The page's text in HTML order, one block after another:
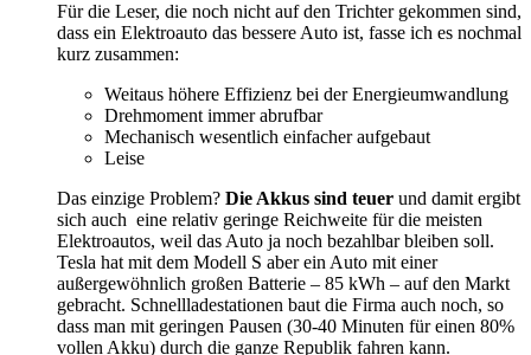
Für die Leser, die noch nicht auf den Trichter gekommen sind,
dass ein Elektroauto das bessere Auto ist, fasse ich es nochmal
kurz zusammen:
Weitaus höhere Effizienz bei der Energieumwandlung
Drehmoment immer abrufbar
Mechanisch wesentlich einfacher aufgebaut
Leise
Das einzige Problem? Die Akkus sind teuer und damit ergibt
sich auch eine relativ geringe Reichweite für die meisten
Elektroautos, weil das Auto ja noch bezahlbar bleiben soll.
Tesla hat mit dem Modell S aber ein Auto mit einer
außergewöhnlich großen Batterie – 85 kWh – auf den Markt
gebracht. Schnellladestationen baut die Firma auch noch, so
dass man mit geringen Pausen (30-40 Minuten für einen 80%
vollen Akku) durch die ganze Republik fahren kann.